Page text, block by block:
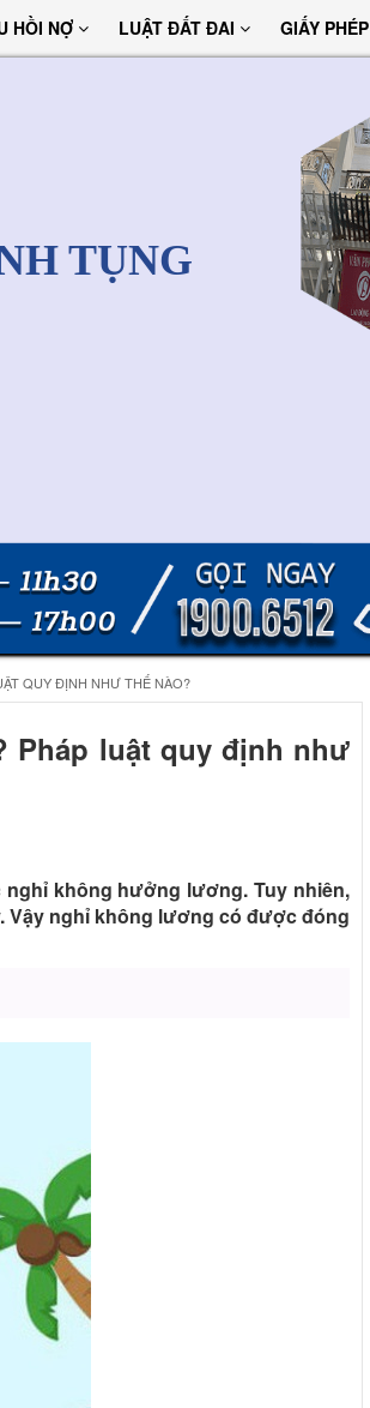
HỒI NỢ LUẬT ĐẤT ĐAI GIẤY PHÉP
TỤNG
QUY ĐỊNH NHƯ THẾ NÀO?
Pháp luật quy định như
không hưởng lương. Tuy nhiên,
Vậy nghỉ không lương có được đóng